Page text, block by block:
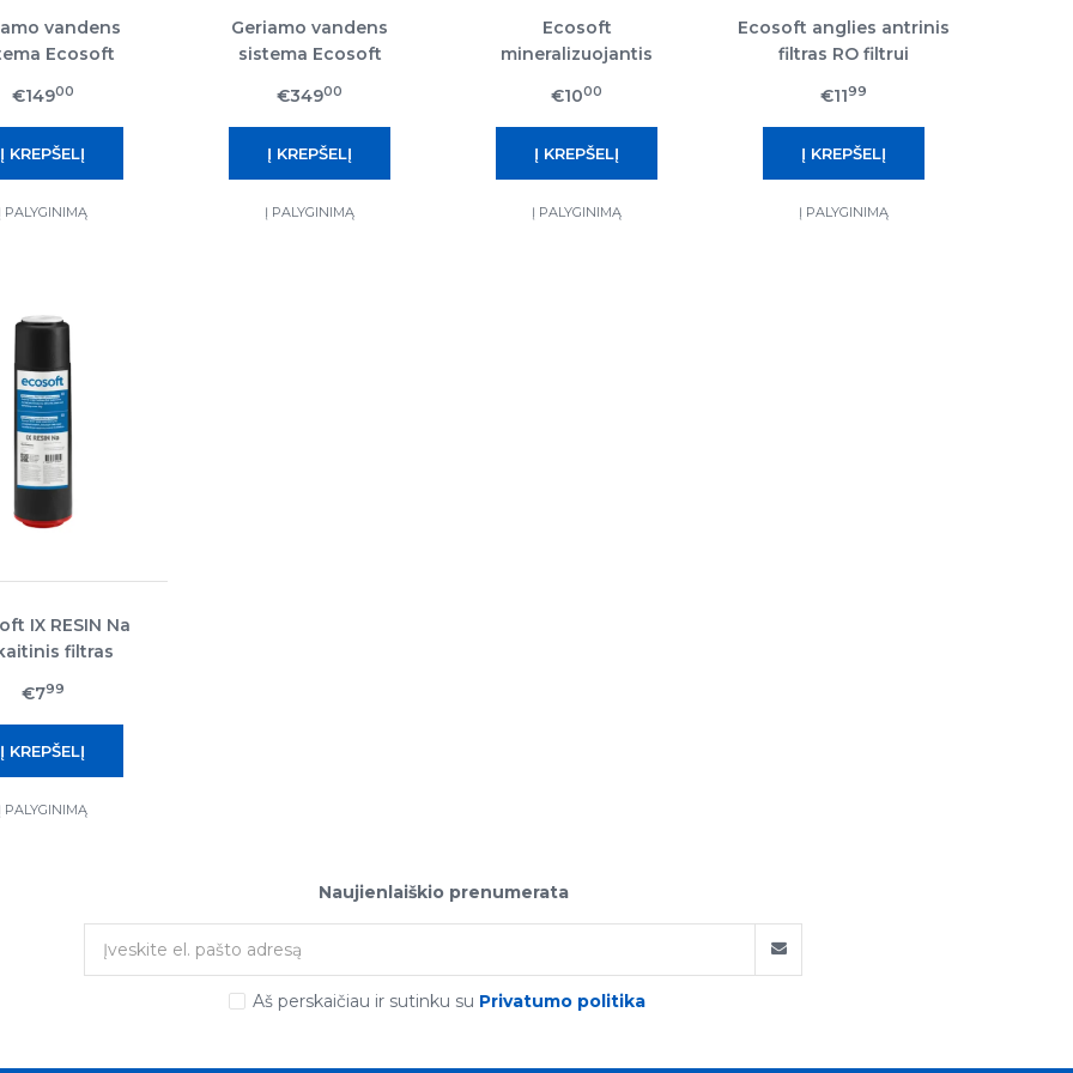
vandens
Ecosoft
€14900
Į PALYGINIMĄ
Geriamo vandens
sistema Ecosoft
metaliniu rėmu,
mineralizacija ir slėgio
pakėlimo siurbliu
€34900
Į PALYGINIMĄ
Ecosoft
mineralizuojantis
€1000
Į PALYGINIMĄ
Ecosoft anglies antrinis
filtras RO filtrui
€1199
Į PALYGINIMĄ
IX RESIN Na
filtras
2,5"x10"
€799
Į PALYGINIMĄ
Naujienlaiškio prenumerata
Aš perskaičiau ir sutinku su Privatumo politika